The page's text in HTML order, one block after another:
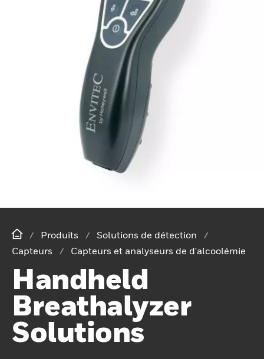
Produits
Solutions de détection
Capteurs
Capteurs et analyseurs de d'alcoolémie
Handheld
Breathalyzer
Solutions